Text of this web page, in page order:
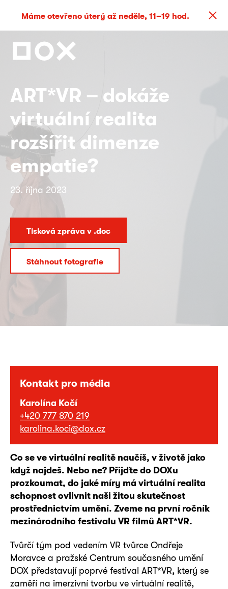
Máme otevřeno úterý až neděle, 11–19 hod.
ART*VR – dokáže
virtuální realita
rozšířit dimenze
empatie?
23. října 2023
Tisková zpráva v .doc
Stáhnout fotografie
Kontakt pro média
Karolína Kočí
+420 777 870 219
karolina.koci@dox.cz
Co se ve virtuální realitě naučíš, v životě jako
když najdeš. Nebo ne? Přijďte do DOXu
prozkoumat, do jaké míry má virtuální realita
schopnost ovlivnit naši žitou skutečnost
prostřednictvím umění. Zveme na první ročník
mezinárodního festivalu VR filmů ART*VR.
Tvůrčí tým pod vedením VR tvůrce Ondřeje
Moravce a pražské Centrum současného umění
DOX představují poprvé festival ART*VR, který se
zaměří na imerzivní tvorbu ve virtuální realitě,